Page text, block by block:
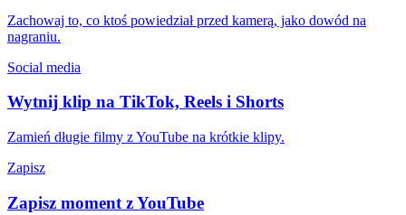
Zachowaj to, co ktoś powiedział przed kamerą, jako dowód na
nagraniu.
Social media
Wytnij klip na TikTok, Reels i Shorts
Zamień długie filmy z YouTube na krótkie klipy.
Zapisz
Zapisz moment z YouTube